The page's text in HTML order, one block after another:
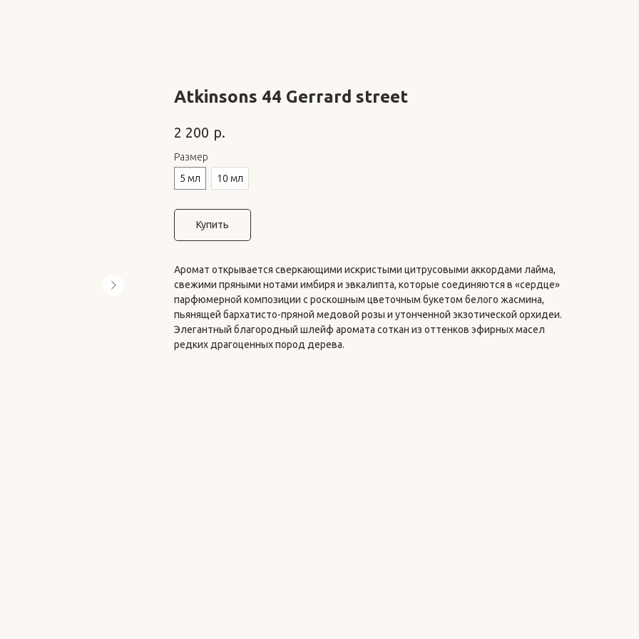
Atkinsons 44 Gerrard street
2 200 р.
Размер
5 мл
10 мл
Купить
Аромат открывается сверкающими искристыми цитрусовыми аккордами лайма,
свежими пряными нотами имбиря и эвкалипта, которые соединяются в «сердце»
парфюмерной композиции с роскошным цветочным букетом белого жасмина,
пьянящей бархатисто-пряной медовой розы и утонченной экзотической орхидеи.
Элегантный благородный шлейф аромата соткан из оттенков эфирных масел
редких драгоценных пород дерева.